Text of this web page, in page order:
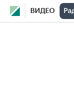
ВИДЕО